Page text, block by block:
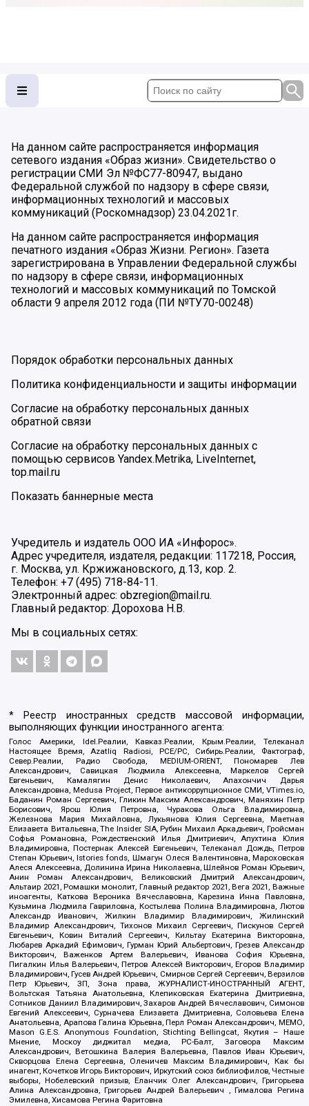
На данном сайте распространяется информация
сетевого издания «Образ жизни». Свидетельство о
регистрации СМИ Эл №ФС77-80947, выдано
Федеральной службой по надзору в сфере связи,
информационных технологий и массовых
коммуникаций (Роскомнадзор) 23.04.2021г.
На данном сайте распространяется информация
печатного издания «Образ Жизни. Регион». Газета
зарегистрирована в Управлении Федеральной службы
по надзору в сфере связи, информационных
технологий и массовых коммуникаций по Томской
области 9 апреля 2012 года (ПИ №ТУ70-00248)
Порядок обработки персональных данных
Политика конфиденциальности и защиты информации
Согласие на обработку персональных данных
обратной связи
Согласие на обработку персональных данных с
помощью сервисов Yandex.Metrika, LiveInternet,
top.mail.ru
Показать баннерные места
Учредитель и издатель ООО ИА «Инфорос».
Адрес учредителя, издателя, редакции: 117218, Россия,
г. Москва, ул. Кржижановского, д.13, кор. 2.
Телефон: +7 (495) 718-84-11.
Электронный адрес: obzregion@mail.ru.
Главный редактор: Дорохова Н.В.
Мы в социальных сетях:
* Реестр иностранных средств массовой информации,
выполняющих функции иностранного агента:
Голос Америки, Idel.Реалии, Кавказ.Реалии, Крым.Реалии, Телеканал
Настоящее Время, Azatliq Radiosi, PCE/PC, Сибирь.Реалии, Фактограф,
Север.Реалии, Радио Свобода, MEDIUM-ORIENT, Пономарев Лев
Александрович, Савицкая Людмила Алексеевна, Маркелов Сергей
Евгеньевич, Камалягин Денис Николаевич, Апахончич Дарья
Александровна, Medusa Project, Первое антикоррупционное СМИ, VTimes.io,
Баданин Роман Сергеевич, Гликин Максим Александрович, Маняхин Петр
Борисович, Ярош Юлия Петровна, Чуракова Ольга Владимировна,
Железнова Мария Михайловна, Лукьянова Юлия Сергеевна, Маетная
Елизавета Витальевна, The Insider SIA, Рубин Михаил Аркадьевич, Гройсман
Софья Романовна, Рождественский Илья Дмитриевич, Апухтина Юлия
Владимировна, Постернак Алексей Евгеньевич, Телеканал Дождь, Петров
Степан Юрьевич, Istories fonds, Шмагун Олеся Валентиновна, Мароховская
Алеся Алексеевна, Долинина Ирина Николаевна, Шлейнов Роман Юрьевич,
Анин Роман Александрович, Великовский Дмитрий Александрович,
Альтаир 2021, Ромашки монолит, Главный редактор 2021, Вега 2021, Важные
иноагенты, Каткова Вероника Вячеславовна, Карезина Инна Павловна,
Кузьмина Людмила Гавриловна, Костылева Полина Владимировна, Лютов
Александр Иванович, Жилкин Владимир Владимирович, Жилинский
Владимир Александрович, Тихонов Михаил Сергеевич, Пискунов Сергей
Евгеньевич, Ковин Виталий Сергеевич, Кильтау Екатерина Викторовна,
Любарев Аркадий Ефимович, Гурман Юрий Альбертович, Грезев Александр
Викторович, Важенков Артем Валерьевич, Иванова София Юрьевна,
Пигалкин Илья Валерьевич, Петров Алексей Викторович, Егоров Владимир
Владимирович, Гусев Андрей Юрьевич, Смирнов Сергей Сергеевич, Верзилов
Петр Юрьевич, ЗП, Зона права, ЖУРНАЛИСТ-ИНОСТРАННЫЙ АГЕНТ,
Вольтская Татьяна Анатольевна, Клепиковская Екатерина Дмитриевна,
Сотников Даниил Владимирович, Захаров Андрей Вячеславович, Симонов
Евгений Алексеевич, Сурначева Елизавета Дмитриевна, Соловьева Елена
Анатольевна, Арапова Галина Юрьевна, Перл Роман Александрович, МЕМО,
Mason G.E.S. Anonymous Foundation, Stichting Bellingcat, Якутия – Наше
Мнение, Москоу диджитал медиа, РС-Балт, Заговора Максим
Александрович, Ветошкина Валерия Валерьевна, Павлов Иван Юрьевич,
Скворцова Елена Сергеевна, Оленичев Максим Владимирович, Как бы
инагент, Кочетков Игорь Викторович, Иркутский союз библиофилов, Честные
выборы, Нобелевский призыв, Еланчик Олег Александрович, Григорьева
Алина Александровна, Григорьев Андрей Валерьевич , Гималова Регина
Эмилевна, Хисамова Регина Фаритовна